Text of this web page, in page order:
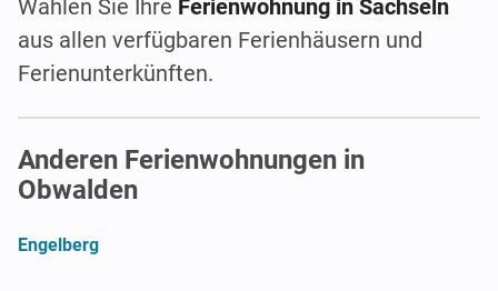
Wählen Sie Ihre Ferienwohnung in Sachseln
aus allen verfügbaren Ferienhäusern und
Ferienunterkünften.
Anderen Ferienwohnungen in
Obwalden
Engelberg